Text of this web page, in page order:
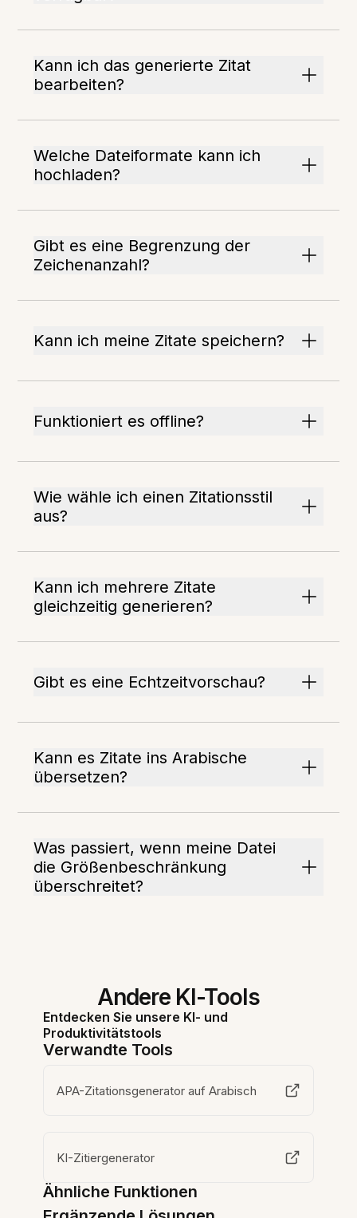
Kann ich das generierte Zitat
bearbeiten?
Welche Dateiformate kann ich
hochladen?
Gibt es eine Begrenzung der
Zeichenanzahl?
Kann ich meine Zitate speichern?
Funktioniert es offline?
Wie wähle ich einen Zitationsstil
aus?
Kann ich mehrere Zitate
gleichzeitig generieren?
Gibt es eine Echtzeitvorschau?
Kann es Zitate ins Arabische
übersetzen?
Was passiert, wenn meine Datei
die Größenbeschränkung
überschreitet?
Andere KI-Tools
Entdecken Sie unsere KI- und
Produktivitätstools
Verwandte Tools
APA-Zitationsgenerator auf Arabisch
KI-Zitiergenerator
Ähnliche Funktionen